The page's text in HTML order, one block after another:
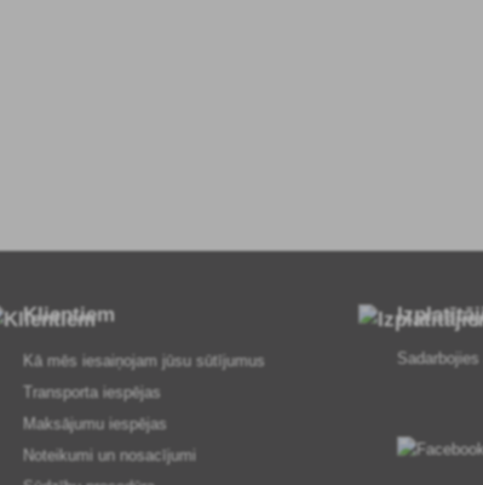
Klientiem
Kā mēs iesaiņojam jūsu sūtījumus
Transporta iespējas
Maksājumu iespējas
Noteikumi un nosacījumi